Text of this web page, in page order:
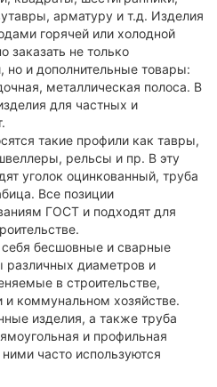
арматуру и т.д. Изделия
горячей или холодной
заказать не только
но и дополнительные товары:
металлическая полоса. В
для частных и
такие профили как тавры,
рельсы и пр. В эту
уголок оцинкованный, труба
Все позиции
ГОСТ и подходят для
бесшовные и сварные
различных диаметров и
в строительстве,
и коммунальном хозяйстве.
изделия, а также труба
и профильная
часто используются